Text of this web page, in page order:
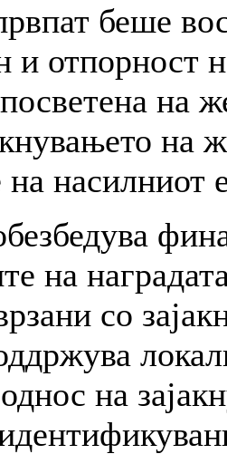
беше
и отпорност
на
на
на
на
со
на